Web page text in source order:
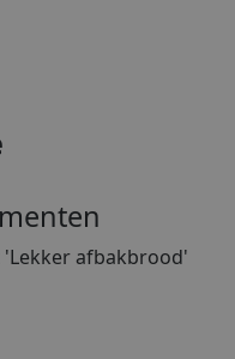
afbakbrood'